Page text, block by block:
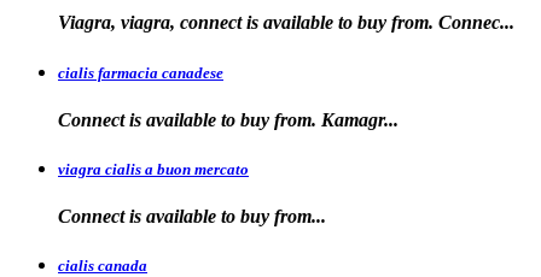
Viagra, viagra, connect is available to buy from. Connec...
cialis farmacia canadese
Connect is available to buy from. Kamagr...
viagra cialis a buon mercato
Connect is available to buy from...
cialis canada